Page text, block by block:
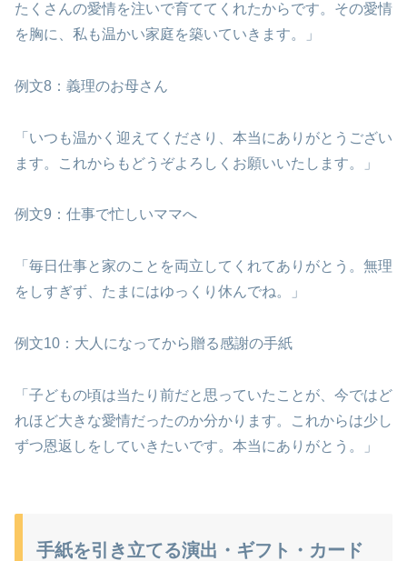
たくさんの愛情を注いで育ててくれたからです。その愛情
を胸に、私も温かい家庭を築いていきます。」
例文8：義理のお母さん
「いつも温かく迎えてくださり、本当にありがとうござい
ます。これからもどうぞよろしくお願いいたします。」
例文9：仕事で忙しいママへ
「毎日仕事と家のことを両立してくれてありがとう。無理
をしすぎず、たまにはゆっくり休んでね。」
例文10：大人になってから贈る感謝の手紙
「子どもの頃は当たり前だと思っていたことが、今ではど
れほど大きな愛情だったのか分かります。これからは少し
ずつ恩返しをしていきたいです。本当にありがとう。」
手紙を引き立てる演出・ギフト・カード